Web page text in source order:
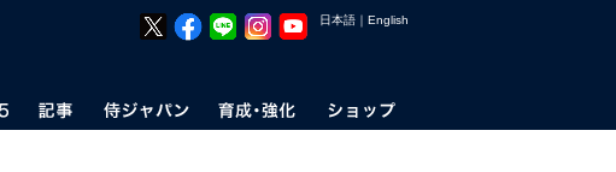
日本語 ｜ English